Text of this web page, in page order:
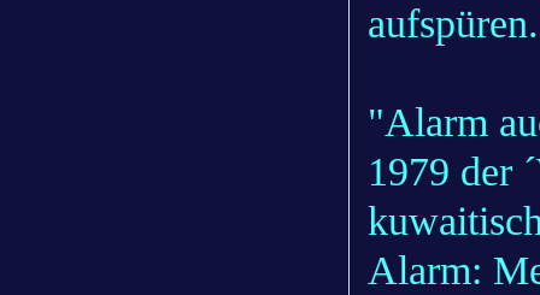
aufspüren.
"Alarm
1979 der
Alarm: